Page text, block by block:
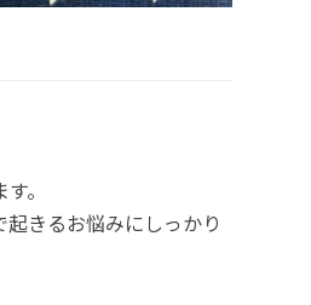
。
きるお悩みにしっかり